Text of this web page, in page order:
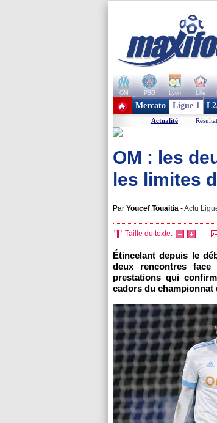
OM PSG Lyon Lille
+ de clubs
Mercato Ligue 1
Actualité |
OM : les
les limites
Par Youcef Touaitia -Actu
Taille du texte:
Étincelant depuis le
deux rencontres face
prestations qui
cadors du championnat